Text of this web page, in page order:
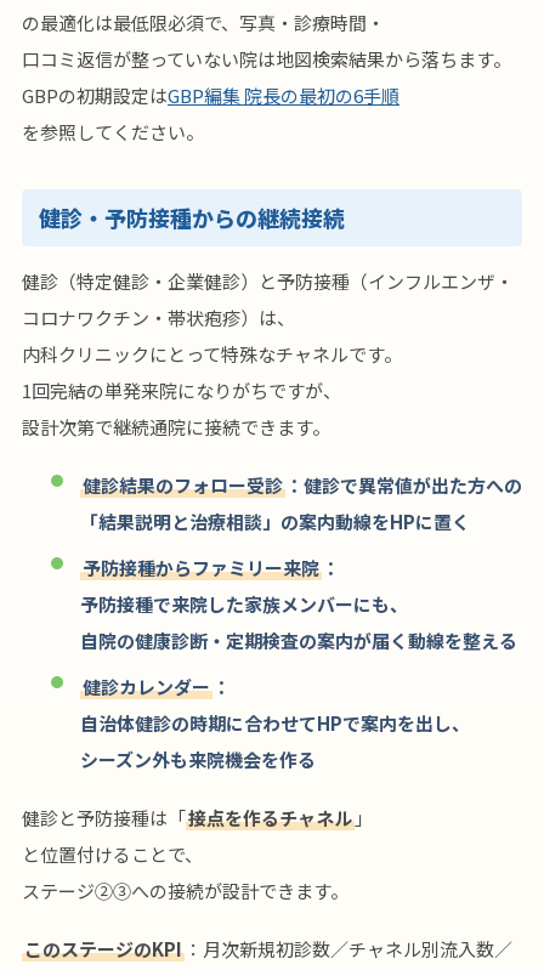
の最適化は最低限必須で、写真・診療時間・
口コミ返信が整っていない院は地図検索結果から落ちます。
GBPの初期設定はGBP編集 院長の最初の6手順
を参照してください。
健診・予防接種からの継続接続
健診（特定健診・企業健診）と予防接種（インフルエンザ・
コロナワクチン・帯状疱疹）は、
内科クリニックにとって特殊なチャネルです。
1回完結の単発来院になりがちですが、
設計次第で継続通院に接続できます。
健診結果のフォロー受診 ：健診で異常値が出た方への
「結果説明と治療相談」の案内動線をHPに置く
予防接種からファミリー来院 ：
予防接種で来院した家族メンバーにも、
自院の健康診断・定期検査の案内が届く動線を整える
健診カレンダー ：
自治体健診の時期に合わせてHPで案内を出し、
シーズン外も来院機会を作る
健診と予防接種は「接点を作るチャネル 」
と位置付けることで、
ステージ②③への接続が設計できます。
このステージのKPI ：月次新規初診数／チャネル別流入数／